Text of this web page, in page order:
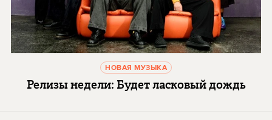
НОВАЯ МУЗЫКА
Релизы недели: Будет ласковый дождь